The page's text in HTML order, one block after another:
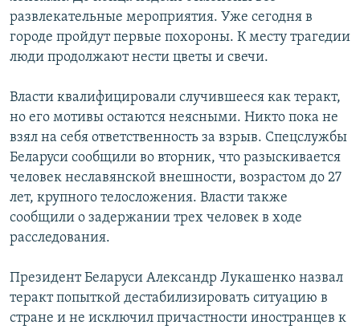
развлекательные мероприятия. Уже сегодня в
городе пройдут первые похороны. К месту трагедии
люди продолжают нести цветы и свечи.
Власти квалифицировали случившееся как теракт,
но его мотивы остаются неясными. Никто пока не
взял на себя ответственность за взрыв. Спецслужбы
Беларуси сообщили во вторник, что разыскивается
человек неславянской внешности, возрастом до 27
лет, крупного телосложения. Власти также
сообщили о задержании трех человек в ходе
расследования.
Президент Беларуси Александр Лукашенко назвал
теракт попыткой дестабилизировать ситуацию в
стране и не исключил причастности иностранцев к